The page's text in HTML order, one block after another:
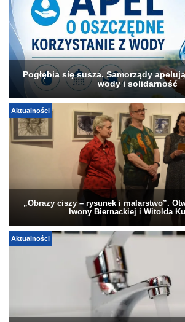
Pogłębia się susza. Samorządy
wody i solidarność
Aktualności
„Obrazy ciszy – rysunek i malarstwo”.
Iwony Biernackiej i Witolda
Aktualności